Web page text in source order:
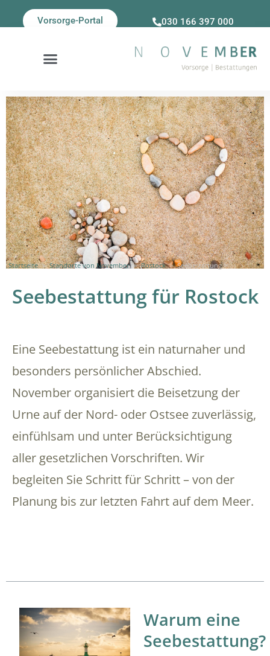
Vorsorge-Portal 030 166 397 000
Startseite » Standorte von November » Rostock » Seebestattung
Seebestattung für Rostock
Eine Seebestattung ist ein naturnaher und
besonders persönlicher Abschied.
November organisiert die Beisetzung der
Urne auf der Nord- oder Ostsee zuverlässig,
einfühlsam und unter Berücksichtigung
aller gesetzlichen Vorschriften. Wir
begleiten Sie Schritt für Schritt – von der
Planung bis zur letzten Fahrt auf dem Meer.
Warum eine
Seebestattung?